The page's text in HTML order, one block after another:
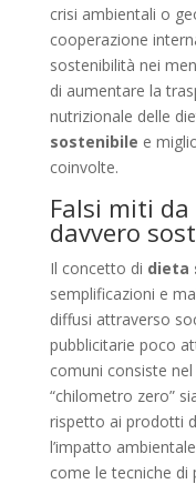
crisi ambientali o
cooperazione
sostenibilità nei
di aumentare la
nutrizionale delle
sostenibile e
coinvolte.
Falsi miti
davvero
Il concetto di dieta
semplificazioni e
diffusi attraverso
pubblicitarie poco
comuni consiste
“chilometro zero”
rispetto ai prodotti
l’impatto
come le tecniche di